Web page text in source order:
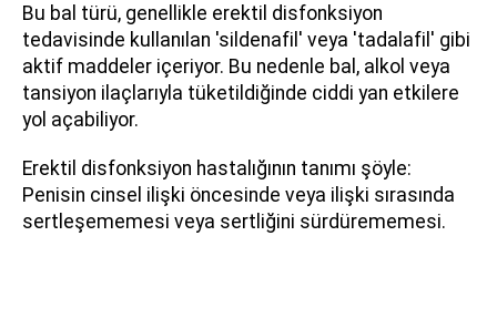
Bu bal türü, genellikle erektil disfonksiyon
tedavisinde kullanılan 'sildenafil' veya 'tadalafil' gibi
aktif maddeler içeriyor. Bu nedenle bal, alkol veya
tansiyon ilaçlarıyla tüketildiğinde ciddi yan etkilere
yol açabiliyor.
Erektil disfonksiyon hastalığının tanımı şöyle:
Penisin cinsel ilişki öncesinde veya ilişki sırasında
sertleşememesi veya sertliğini sürdürememesi.